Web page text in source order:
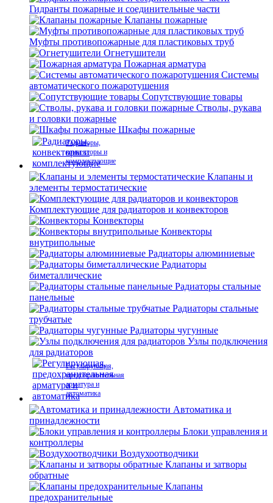
Гидранты пожарные и соединительные части
Клапаны пожарные
Муфты противопожарные для пластиковых труб
Огнетушители
Пожарная арматура
Системы
автоматического пожаротушения
Сопутствующие товары
Стволы, рукава
и головки пожарные
Шкафы пожарные
Радиаторы,
конвекторы и
комплектующие
Клапаны и
элементы термостатические
Комплектующие для радиаторов и конвекторов
Конвекторы
Конвекторы
внутрипольные
Радиаторы алюминиевые
Радиаторы
биметаллические
Радиаторы стальные
панельные
Радиаторы стальные
трубчатые
Радиаторы чугунные
Узлы подключения
для радиаторов
Регулирующая,
предохранительная
арматура и
автоматика
Автоматика и
принадлежности
Блоки управления и
контроллеры
Воздухоотводчики
Клапаны и затворы
обратные
Клапаны
предохранительные